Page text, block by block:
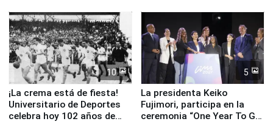
equipamiento para
Serenazgo
10
¡La crema está de fiesta!
Universitario de Deportes
celebra hoy 102 años de
5
La presidenta Keiko
Fujimori, participa en la
ceremonia “One Year To Go